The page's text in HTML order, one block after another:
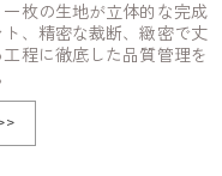
枚の生地が立体的な完成
、精密な裁断、緻密で丈
程に徹底した品質管理を